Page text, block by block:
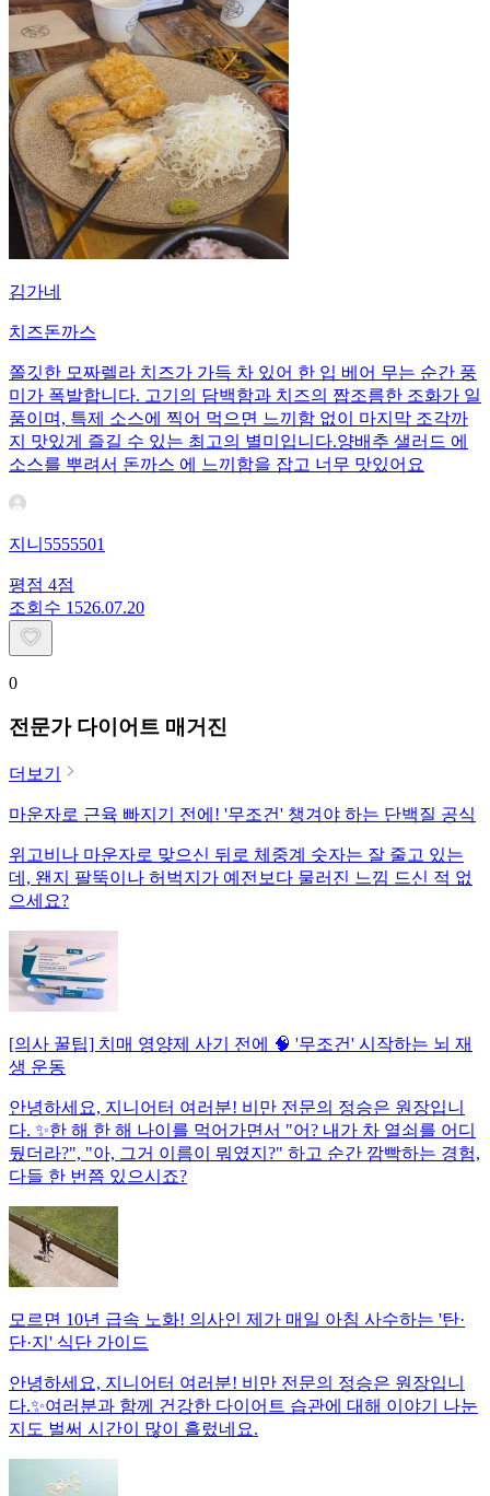
김가네
치즈돈까스
쫄깃한 모짜렐라 치즈가 가득 차 있어 한 입 베어 무는 순간 풍
미가 폭발합니다. 고기의 담백함과 치즈의 짭조름한 조화가 일
품이며, 특제 소스에 찍어 먹으면 느끼함 없이 마지막 조각까
지 맛있게 즐길 수 있는 최고의 별미입니다.양배추 샐러드 에
소스를 뿌려서 돈까스 에 느끼함을 잡고 너무 맛있어요
지니5555501
평점 4점
조회수 1526.07.20
0
전문가 다이어트 매거진
더보기
마운자로 근육 빠지기 전에! '무조건' 챙겨야 하는 단백질 공식
위고비나 마운자로 맞으신 뒤로 체중계 숫자는 잘 줄고 있는
데, 왠지 팔뚝이나 허벅지가 예전보다 물러진 느낌 드신 적 없
으세요?
[의사 꿀팁] 치매 영양제 사기 전에 🧠 '무조건' 시작하는 뇌 재
생 운동
안녕하세요, 지니어터 여러분! 비만 전문의 정승은 원장입니
다. ✨한 해 한 해 나이를 먹어가면서 "어? 내가 차 열쇠를 어디
뒀더라?", "아, 그거 이름이 뭐였지?" 하고 순간 깜빡하는 경험,
다들 한 번쯤 있으시죠?
모르면 10년 급속 노화! 의사인 제가 매일 아침 사수하는 '탄·
단·지' 식단 가이드
안녕하세요, 지니어터 여러분! 비만 전문의 정승은 원장입니
다.✨여러분과 함께 건강한 다이어트 습관에 대해 이야기 나눈
지도 벌써 시간이 많이 흘렀네요.